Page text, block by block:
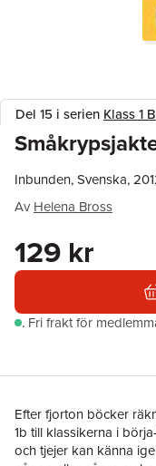
Del 15 i serien Klass 1 B
Inbunden, Svenska,
Av Helena Bross
129 kr
. Fri frakt för
Efter fjorton böcker
1b till klassikerna i
och tjejer kan känna